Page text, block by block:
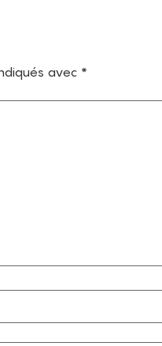
avec *